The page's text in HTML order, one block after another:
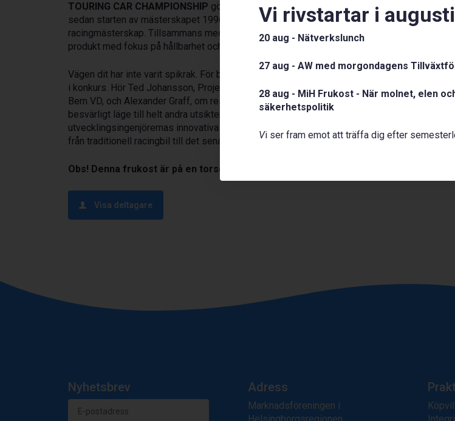
TOURING CAR CHAMPIONSHIP gör den mest innovativa förändringen
sedan starten av mästerskapet 1996, nämligen ett helt elektriskt
racingmästerskap. Tillsammans med EPWR levereras en otroligt häftig
produkt med fokus på hållbarhet och jämställdhet!
Vägen dit har inte varit spikrak. För bara 3 år sedan höll STCC på att gå
i konkurs. Hör Ted Johansson, Project Manager på STCC, samt Mikael
Bern VD, och Alexander Graff, om resan att lyfta serien från ett
besvärligt läge till helt andra utsikter idag. Hör även om
utvecklingsingenjörernas innovativa resa, vad som har krävts för att gå
från traditionell racingbil till det senaste inom elektrifierad racing.
Obs! Denna frukost är på en torsdag!
Visa deltagare
Nyhetsbrev Adress
Marknadsföreningen i
Vi rivstartar i
20 aug - Nätverkslunch
27 aug - AW med morgondagens
28 aug - MiH Frukost - När molnet, elen
säkerhetspolitik
Vi ser fram emot att träffa dig efter